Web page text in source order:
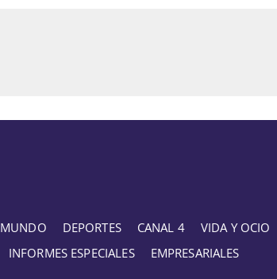
MUNDO DEPORTES CANAL 4
VIDA Y OCIO
INFORMES ESPECIALES EMPRESARIALES